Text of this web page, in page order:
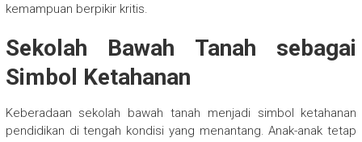
kemampuan berpikir kritis.
Sekolah Bawah Tanah sebagai
Simbol Ketahanan
Keberadaan sekolah bawah tanah menjadi simbol ketahanan
pendidikan di tengah kondisi yang menantang. Anak-anak tetap